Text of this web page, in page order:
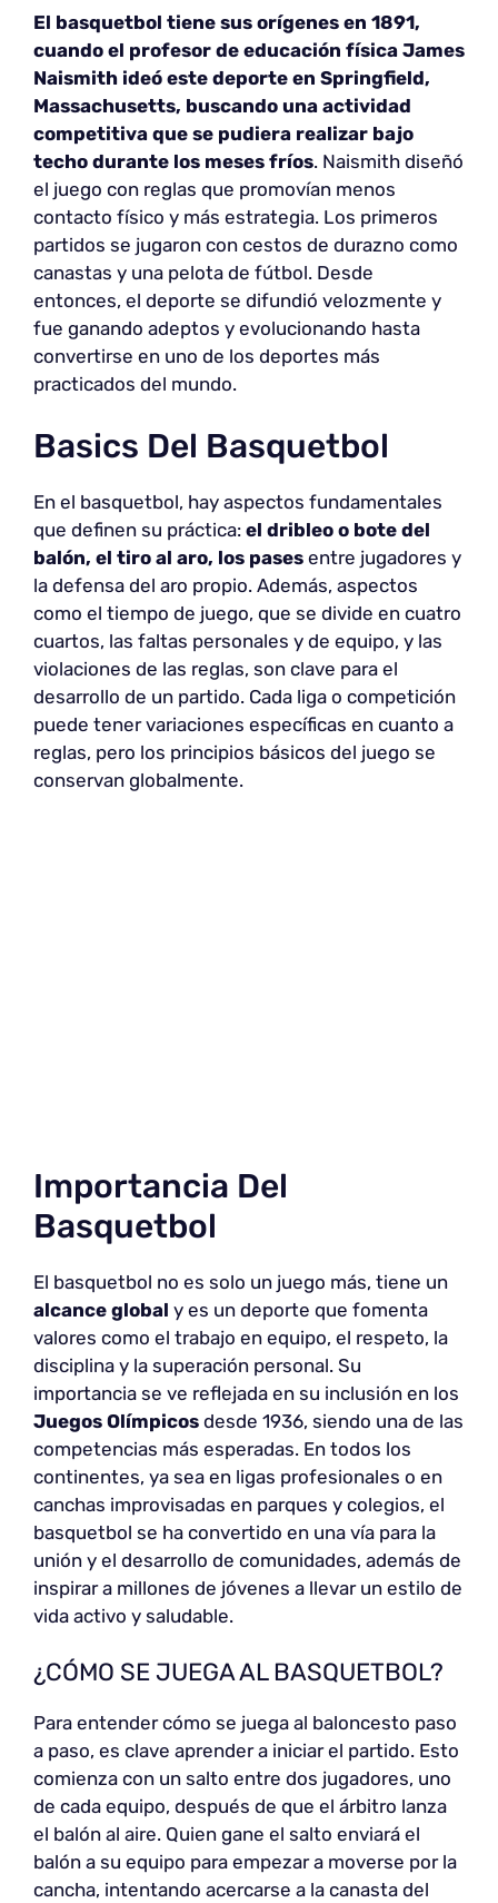
El basquetbol tiene sus orígenes en 1891,
cuando el profesor de educación física James
Naismith ideó este deporte en Springfield,
Massachusetts, buscando una actividad
competitiva que se pudiera realizar bajo
techo durante los meses fríos. Naismith diseñó
el juego con reglas que promovían menos
contacto físico y más estrategia. Los primeros
partidos se jugaron con cestos de durazno como
canastas y una pelota de fútbol. Desde
entonces, el deporte se difundió velozmente y
fue ganando adeptos y evolucionando hasta
convertirse en uno de los deportes más
practicados del mundo.
Basics Del Basquetbol
En el basquetbol, hay aspectos fundamentales
que definen su práctica: el dribleo o bote del
balón, el tiro al aro, los pases entre jugadores y
la defensa del aro propio. Además, aspectos
como el tiempo de juego, que se divide en cuatro
cuartos, las faltas personales y de equipo, y las
violaciones de las reglas, son clave para el
desarrollo de un partido. Cada liga o competición
puede tener variaciones específicas en cuanto a
reglas, pero los principios básicos del juego se
conservan globalmente.
Importancia Del
Basquetbol
El basquetbol no es solo un juego más, tiene un
alcance global y es un deporte que fomenta
valores como el trabajo en equipo, el respeto, la
disciplina y la superación personal. Su
importancia se ve reflejada en su inclusión en los
Juegos Olímpicos desde 1936, siendo una de las
competencias más esperadas. En todos los
continentes, ya sea en ligas profesionales o en
canchas improvisadas en parques y colegios, el
basquetbol se ha convertido en una vía para la
unión y el desarrollo de comunidades, además de
inspirar a millones de jóvenes a llevar un estilo de
vida activo y saludable.
¿CÓMO SE JUEGA AL BASQUETBOL?
Para entender cómo se juega al baloncesto paso
a paso, es clave aprender a iniciar el partido. Esto
comienza con un salto entre dos jugadores, uno
de cada equipo, después de que el árbitro lanza
el balón al aire. Quien gane el salto enviará el
balón a su equipo para empezar a moverse por la
cancha, intentando acercarse a la canasta del